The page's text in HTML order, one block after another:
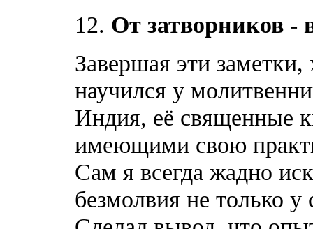
12. От затворников -
Завершая эти
научился у
Индия, её священные
имеющими свою
Сам я всегда жадно
безмолвия не только